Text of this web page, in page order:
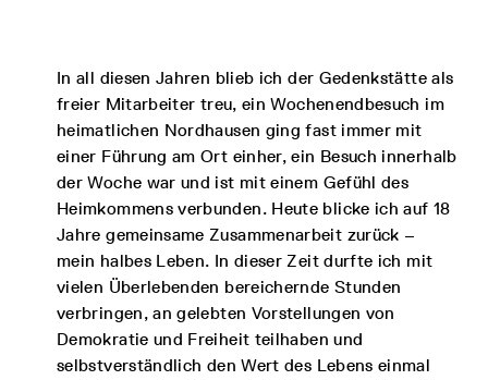
In all diesen Jahren blieb ich der Gedenkstätte als
freier Mitarbeiter treu, ein Wochenendbesuch im
heimatlichen Nordhausen ging fast immer mit
einer Führung am Ort einher, ein Besuch innerhalb
der Woche war und ist mit einem Gefühl des
Heimkommens verbunden. Heute blicke ich auf 18
Jahre gemeinsame Zusammenarbeit zurück –
mein halbes Leben. In dieser Zeit durfte ich mit
vielen Überlebenden bereichernde Stunden
verbringen, an gelebten Vorstellungen von
Demokratie und Freiheit teilhaben und
selbstverständlich den Wert des Lebens einmal